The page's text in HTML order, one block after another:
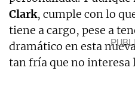
Clark, cumple con lo
tiene a cargo, pese a
dramático en esta
tan fría que no interesa